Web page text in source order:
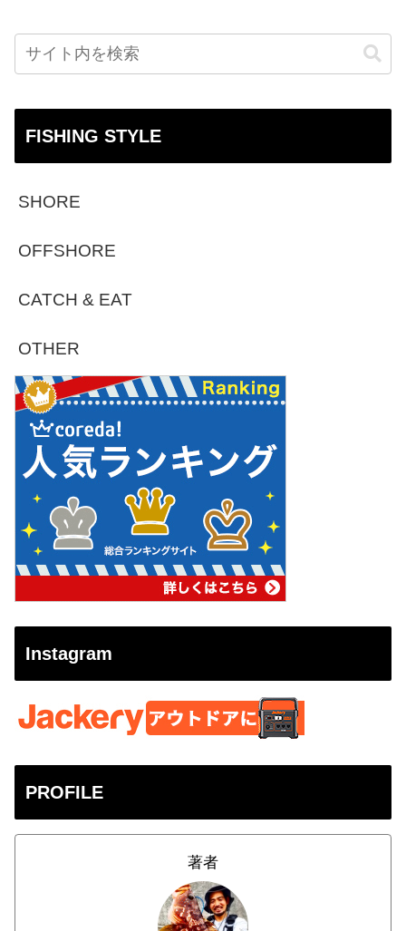
FISHING STYLE
SHORE
OFFSHORE
CATCH & EAT
OTHER
Instagram
PROFILE
著者